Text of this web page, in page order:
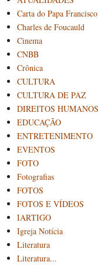
Carta do Papa Francisco
Charles de Foucauld
Cinema
CNBB
Crônica
CULTURA
CULTURA DE PAZ
DIREITOS HUMANOS
EDUCAÇÃO
ENTRETENIMENTO
EVENTOS
FOTO
Fotografias
FOTOS
FOTOS E VÍDEOS
IARTIGO
Igreja Notícia
Literatura
Literatura...